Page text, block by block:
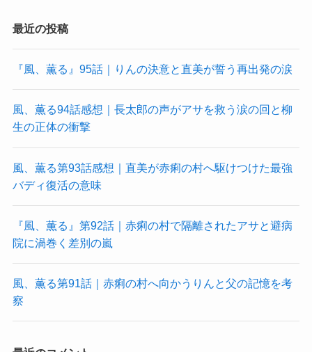
最近の投稿
『風、薫る』95話｜りんの決意と直美が誓う再出発の涙
風、薫る94話感想｜長太郎の声がアサを救う涙の回と柳
生の正体の衝撃
風、薫る第93話感想｜直美が赤痢の村へ駆けつけた最強
バディ復活の意味
『風、薫る』第92話｜赤痢の村で隔離されたアサと避病
院に渦巻く差別の嵐
風、薫る第91話｜赤痢の村へ向かうりんと父の記憶を考
察